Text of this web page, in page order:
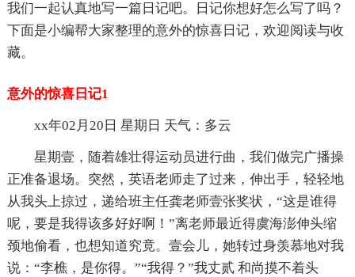
我们一起认真地写一篇日记吧。日记你想好怎么写了吗？
下面是小编帮大家整理的意外的惊喜日记，欢迎阅读与收
藏。
意外的惊喜日记1
xx年02月20日 星期日 天气：多云
星期壹，随着雄壮得运动员进行曲，我们做完广播操
正准备退场。突然，英语老师走了过来，伸出手，轻轻地
从我头上掠过，递给班主任龚老师壹张奖状，“这是谁得
呢，要是我得该多好好啊！”离老师最近得虞海澎伸头缩
颈地偷看，也想知道究竟。壹会儿，她转过身羡慕地对我
说：“李樵，是你得。”“我得？”我丈贰 和尚摸不着头